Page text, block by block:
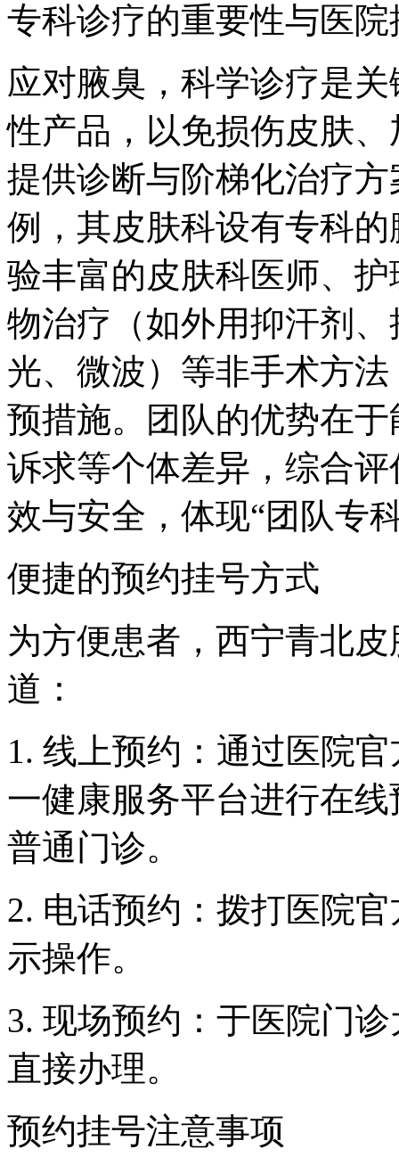
专科诊疗的重要性与医院
应对腋臭，科学诊疗是
性产品，以免损伤皮肤
提供诊断与阶梯化治疗
例，其皮肤科设有专科
验丰富的皮肤科医师、
物治疗（如外用抑汗剂
光、微波）等非手术方
预措施。团队的优势在
诉求等个体差异，综合
效与安全，体现“团队专
便捷的预约挂号方式
为方便患者，西宁青北
道：
1. 线上预约：通过医院
一健康服务平台进行在
普通门诊。
2. 电话预约：拨打医院
示操作。
3. 现场预约：于医院门
直接办理。
预约挂号注意事项